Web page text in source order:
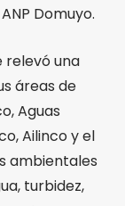
Domuyo.
relevó una
áreas de
Aguas
Ailinco y el
ambientales
turbidez,